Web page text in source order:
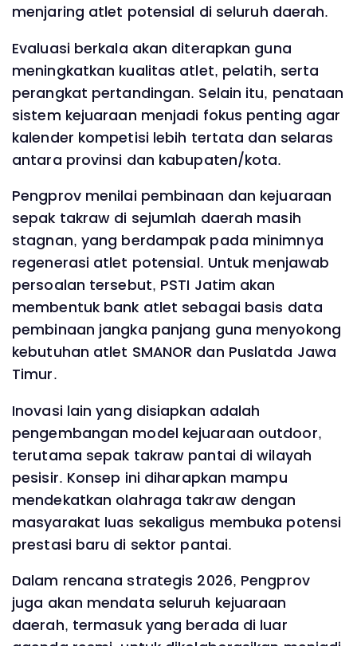
menjaring atlet potensial di seluruh daerah.
Evaluasi berkala akan diterapkan guna
meningkatkan kualitas atlet, pelatih, serta
perangkat pertandingan. Selain itu, penataan
sistem kejuaraan menjadi fokus penting agar
kalender kompetisi lebih tertata dan selaras
antara provinsi dan kabupaten/kota.
Pengprov menilai pembinaan dan kejuaraan
sepak takraw di sejumlah daerah masih
stagnan, yang berdampak pada minimnya
regenerasi atlet potensial. Untuk menjawab
persoalan tersebut, PSTI Jatim akan
membentuk bank atlet sebagai basis data
pembinaan jangka panjang guna menyokong
kebutuhan atlet SMANOR dan Puslatda Jawa
Timur.
Inovasi lain yang disiapkan adalah
pengembangan model kejuaraan outdoor,
terutama sepak takraw pantai di wilayah
pesisir. Konsep ini diharapkan mampu
mendekatkan olahraga takraw dengan
masyarakat luas sekaligus membuka potensi
prestasi baru di sektor pantai.
Dalam rencana strategis 2026, Pengprov
juga akan mendata seluruh kejuaraan
daerah, termasuk yang berada di luar